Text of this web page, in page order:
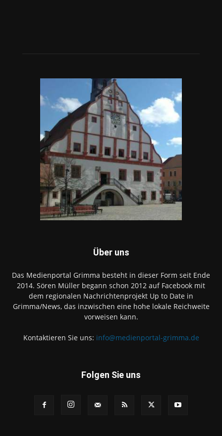
Über uns
Das Medienportal Grimma besteht in dieser Form seit Ende
2014. Sören Müller begann schon 2012 auf Facebook mit
dem regionalen Nachrichtenprojekt Up to Date in
Grimma/News, das inzwischen eine hohe lokale Reichweite
vorweisen kann.
Kontaktieren Sie uns: info@medienportal-grimma.de
Folgen Sie uns